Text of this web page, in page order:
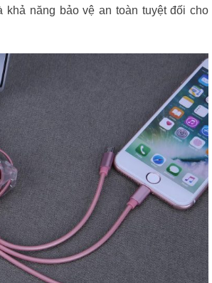
khả năng bảo vệ an toàn tuyệt đối cho